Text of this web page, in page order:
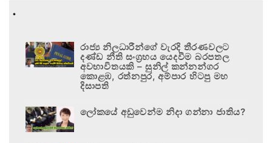
.
රාජ්‍ය නිලධාරීන්ගේ වැරදි තීරණවලට
දණ්ඩ නීති සංග්‍රහය යෙදවීම බරපතල
අවභාවිතයකි – සුනිල් කන්නන්ගර
කොළඹ, රත්නපුර, අම්පාර හිටපු මහ
දිසාපති
ලෝකයේ අඩුවෙන්ම නිදා ගන්නා ජාතිය?